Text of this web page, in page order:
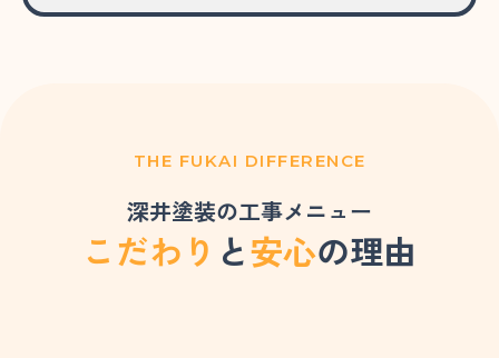
THE FUKAI DIFFERENCE
深井塗装の工事メニュー
こだわり と安心の理由